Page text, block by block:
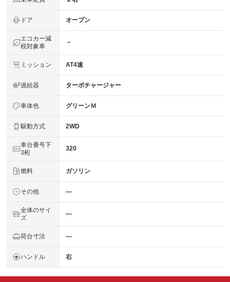
ドア オープン
エコカー減
税対象車
－
ミッション AT4速
過給器 ターボチャージャー
車体色 グリーンＭ
駆動方式 2WD
車台番号下
3桁
320
燃料 ガソリン
その他 ―
全体のサイ
ズ
―
荷台寸法 ―
ハンドル 右